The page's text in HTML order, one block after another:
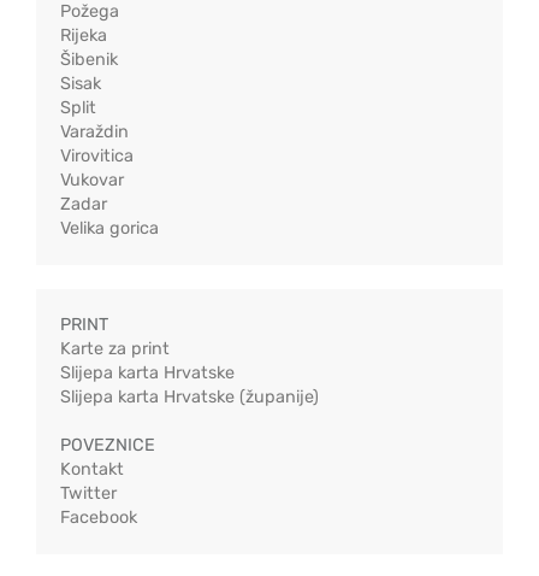
Požega
Rijeka
Šibenik
Sisak
Split
Varaždin
Virovitica
Vukovar
Zadar
Velika gorica
PRINT
Karte za print
Slijepa karta Hrvatske
Slijepa karta Hrvatske (županije)
POVEZNICE
Kontakt
Twitter
Facebook